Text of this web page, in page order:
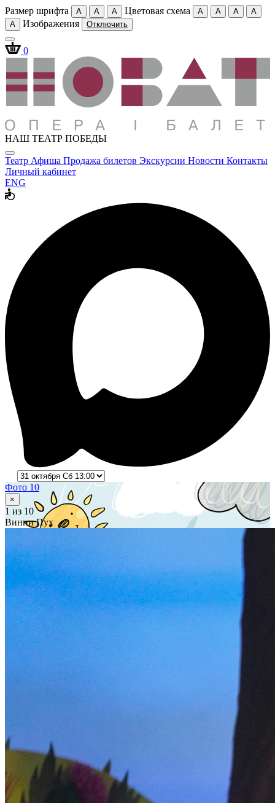
Размер шрифта A A A Цветовая схема A A A
A
A
Изображения Отключить
0
НАШ ТЕАТР ПОБЕДЫ
Театр Афиша Продажа билетов Экскурсии Новости Контакты
Личный кабинет
ENG
Фото 10
×
1 из 10
Винни Пух